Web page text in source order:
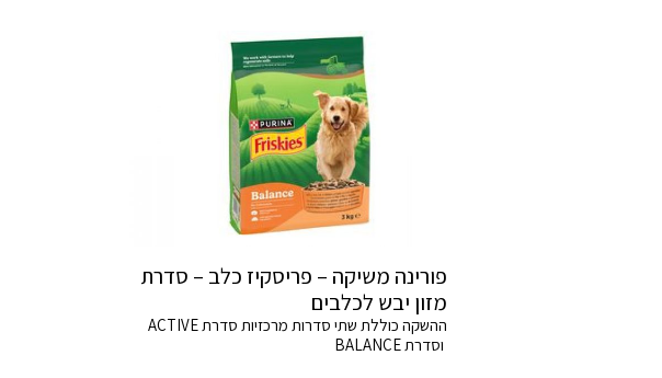
פורינה משיקה – פריסקיז כלב – סדרת
מזון יבש לכלבים
ההשקה כוללת שתי סדרות מרכזיות סדרת ACTIVE
וסדרת BALANCE